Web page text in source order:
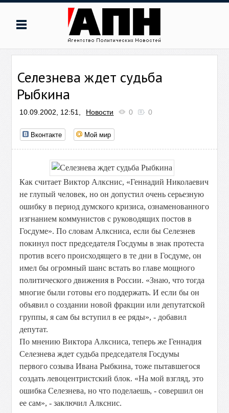
Селезнева ждет судьба
Рыбкина
10.09.2002, 12:51, Новости 0 0
Вконтакте Мой мир
Как считает Виктор Алкснис, «Геннадий Николаевич
не глупый человек, но он допустил очень серьезную
ошибку в период думского кризиса, ознаменованного
изгнанием коммунистов с руководящих постов в
Госдуме». По словам Алксниса, если бы Селезнев
покинул пост председателя Госдумы в знак протеста
против всего происходящего в те дни в Госдуме, он
имел бы огромный шанс встать во главе мощного
политического движения в России. «Знаю, что тогда
многие были готовы его поддержать. И если бы он
объявил о создании новой фракции или депутатской
группы, я сам бы вступил в ее ряды», - добавил
депутат.
По мнению Виктора Алксниса, теперь же Геннадия
Селезнева ждет судьба председателя Госдумы
первого созыва Ивана Рыбкина, тоже пытавшегося
создать левоцентристский блок. «На мой взгляд, это
ошибка Селезнева, но что поделаешь, - совершил он
ее сам», - заключил Алкснис.